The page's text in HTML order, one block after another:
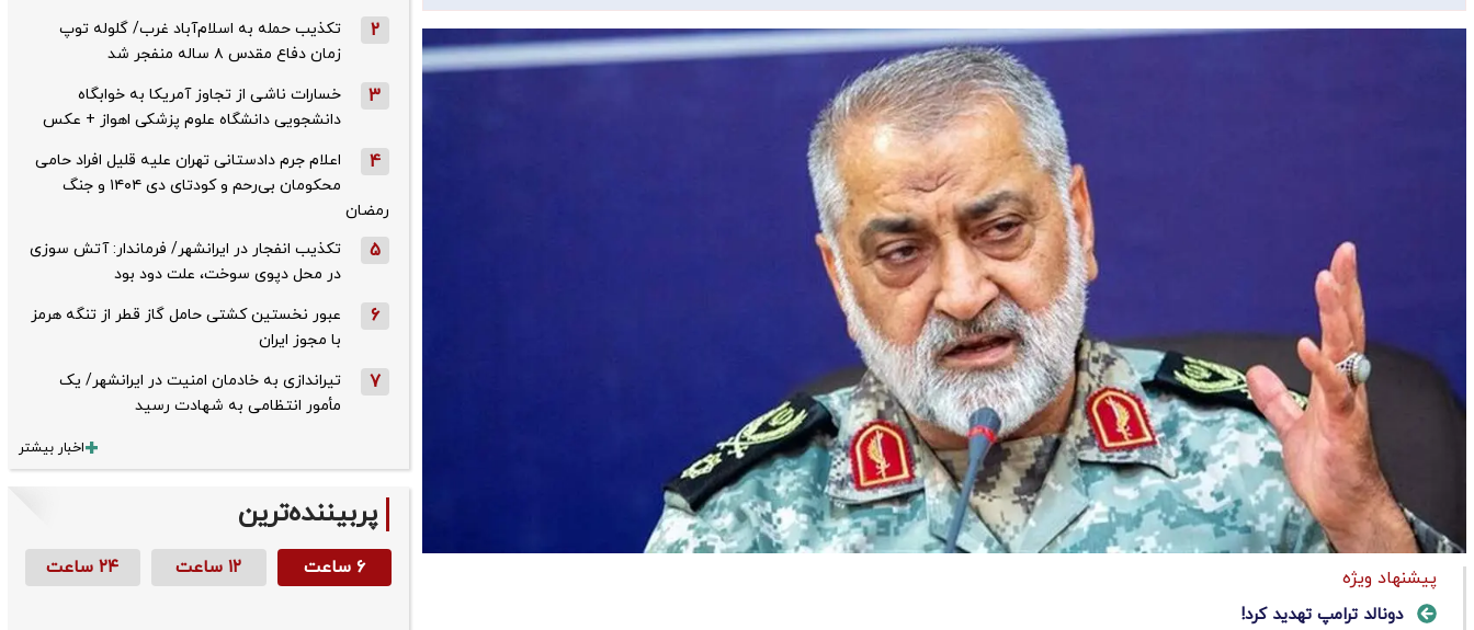
پیشنهاد ویژه
دونالد ترامپ تهدید کرد!
2
تکذیب حمله به اسلام‌آباد غرب/ گلوله توپ
زمان دفاع مقدس ۸ ساله منفجر شد
3
خسارات ناشی از تجاوز آمریکا به خوابگاه
دانشجویی دانشگاه علوم پزشکی اهواز + عکس
4
اعلام جرم دادستانی تهران علیه قلیل افراد حامی
محکومان بی‌رحم و کودتای دی‌ ۱۴۰۴ و جنگ
رمضان
5
تکذیب ‌انفجار در ایرانشهر/ فرماندار: آتش سوزی
در محل دپوی سوخت، علت دود بود
6
عبور نخستین کشتی حامل گاز قطر از تنگه هرمز
با مجوز ایران
7
تیراندازی به خادمان امنیت در ایرانشهر/ یک
مأمور انتظامی به شهادت رسید
اخبار بیشتر
پربیننده‌ترین
۶ ساعت ۱۲ ساعت ۲۴ ساعت